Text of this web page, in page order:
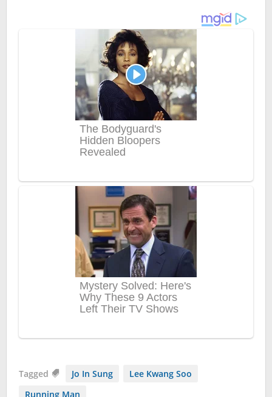
Tagged Jo In Sung
Lee Kwang Soo
Running Man